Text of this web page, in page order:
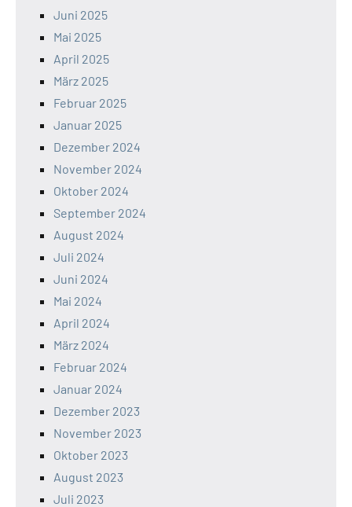
Juni 2025
Mai 2025
April 2025
März 2025
Februar 2025
Januar 2025
Dezember 2024
November 2024
Oktober 2024
September 2024
August 2024
Juli 2024
Juni 2024
Mai 2024
April 2024
März 2024
Februar 2024
Januar 2024
Dezember 2023
November 2023
Oktober 2023
August 2023
Juli 2023